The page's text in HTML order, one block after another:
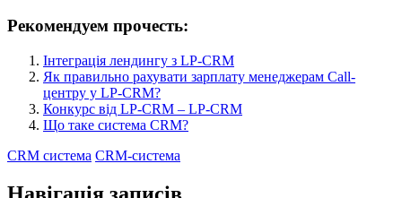
Рекомендуем прочесть:
Інтеграція лендингу з LP-CRM
Як правильно рахувати зарплату менеджерам Call-
центру у LP-CRM?
Конкурс від LP-CRM – LP-CRM
Що таке система CRM?
CRM система CRM-система